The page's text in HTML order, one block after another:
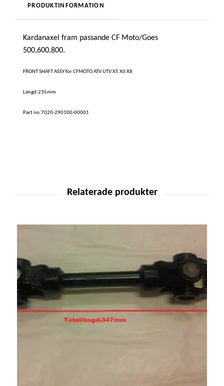
PRODUKTINFORMATION
Kardanaxel fram passande CF Moto/Goes
500,600,800.
FRONT SHAFT ASSY for CFMOTO ATV UTV X5 X6 X8
Längd:235mm
Part no:7020-290100-00001